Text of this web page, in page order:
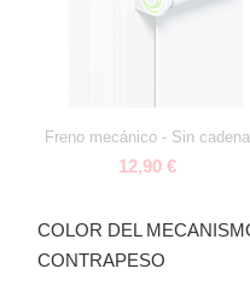
Freno mecánico - Sin cadena
12,90 €
COLOR DEL
CONTRAPESO